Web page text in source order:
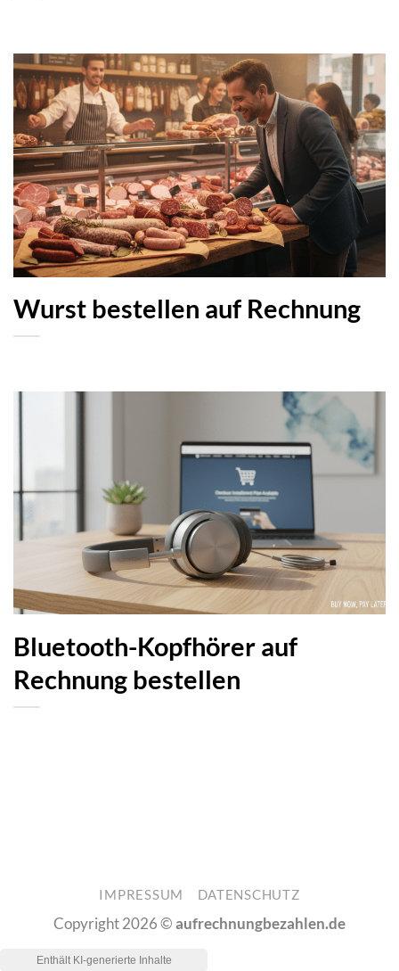
Wurst bestellen auf Rechnung
Bluetooth-Kopfhörer auf
Rechnung bestellen
IMPRESSUM DATENSCHUTZ
Copyright 2026 ©aufrechnungbezahlen.de